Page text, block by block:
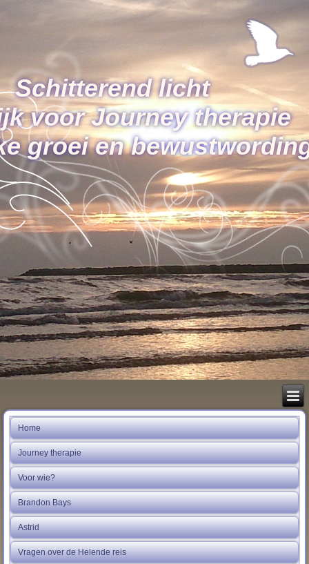
Schitterend licht
voor Journey therapie
groei en
Home
Journey therapie
Voor wie?
Brandon Bays
Astrid
Vragen over de Helende reis